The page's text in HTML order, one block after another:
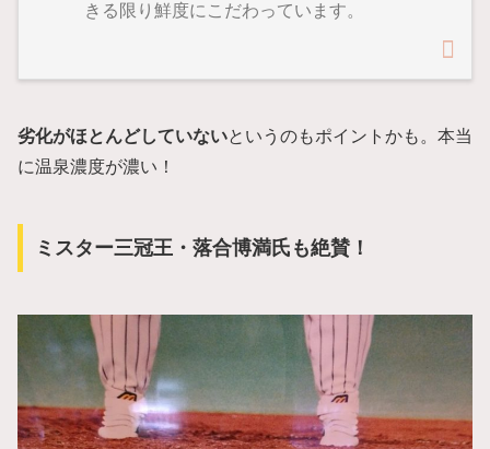
きる限り鮮度にこだわっています。
劣化がほとんどしていないというのもポイントかも。本当
に温泉濃度が濃い！
ミスター三冠王・落合博満氏も絶賛！